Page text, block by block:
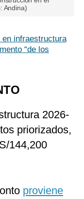
Andina)
en infraestructura
“de los
2026-
priorizados,
144,200
proviene